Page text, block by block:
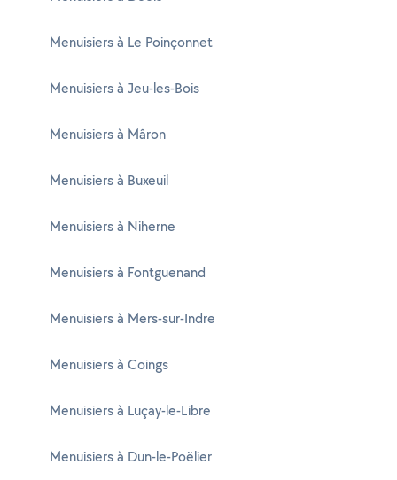
Menuisiers à Le Poinçonnet
Menuisiers à Jeu-les-Bois
Menuisiers à Mâron
Menuisiers à Buxeuil
Menuisiers à Niherne
Menuisiers à Fontguenand
Menuisiers à Mers-sur-Indre
Menuisiers à Coings
Menuisiers à Luçay-le-Libre
Menuisiers à Dun-le-Poëlier